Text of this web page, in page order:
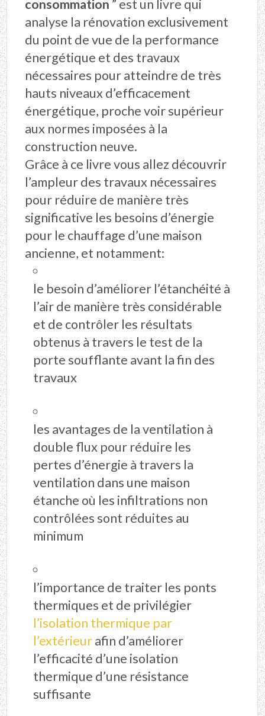
consommation ” est un livre qui
analyse la rénovation exclusivement
du point de vue de la performance
énergétique et des travaux
nécessaires pour atteindre de très
hauts niveaux d’efficacement
énergétique, proche voir supérieur
aux normes imposées à la
construction neuve.
Grâce à ce livre vous allez découvrir
l’ampleur des travaux nécessaires
pour réduire de manière très
significative les besoins d’énergie
pour le chauffage d’une maison
ancienne, et notamment:
le besoin d’améliorer l’étanchéité à
l’air de manière très considérable
et de contrôler les résultats
obtenus à travers le test de la
porte soufflante avant la fin des
travaux
les avantages de la ventilation à
double flux pour réduire les
pertes d’énergie à travers la
ventilation dans une maison
étanche où les infiltrations non
contrôlées sont réduites au
minimum
l’importance de traiter les ponts
thermiques et de privilégier
l’isolation thermique par
l’extérieurafin d’améliorer
l’efficacité d’une isolation
thermique d’une résistance
suffisante